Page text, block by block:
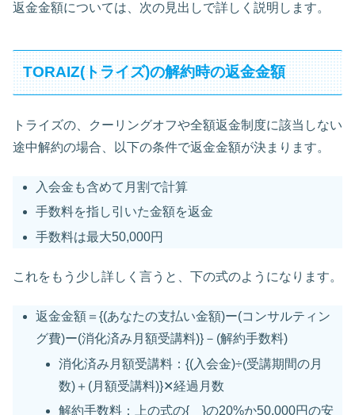
返金金額については、次の見出しで詳しく説明します。
TORAIZ(トライズ)の解約時の返金金額
トライズの、クーリングオフや全額返金制度に該当しない
途中解約の場合、以下の条件で返金金額が決まります。
入会金も含めて月割で計算
手数料を指し引いた金額を返金
手数料は最大50,000円
これをもう少し詳しく言うと、下の式のようになります。
返金金額＝{(あなたの支払い金額)ー(コンサルティン
グ費)ー(消化済み月額受講料)}－(解約手数料)
消化済み月額受講料：{(入会金)÷(受講期間の月
数)＋(月額受講料)}✕経過月数
解約手数料：上の式の{ }の20%か50,000円の安